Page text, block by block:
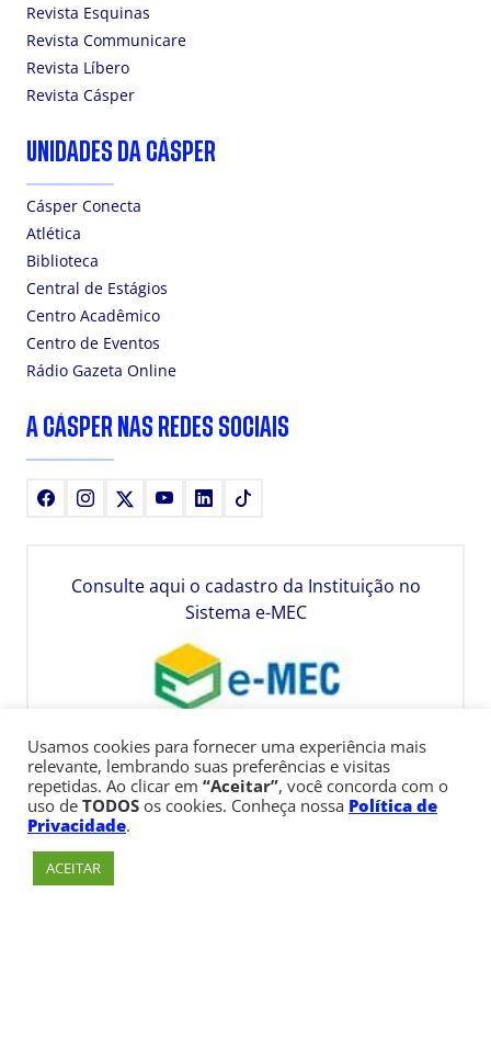
Revista Esquinas
Revista Communicare
Revista Líbero
Revista Cásper
UNIDADES DA CÁSPER
Cásper Conecta
Atlética
Biblioteca
Central de Estágios
Centro Acadêmico
Centro de Eventos
Rádio Gazeta Online
A CÁSPER NAS REDES SOCIAIS
FacebookInstagram YoutubeLinkedIn
Consulte aqui o cadastro da Instituição no
Sistema e-MEC
Usamos cookies para fornecer uma experiência mais
relevante, lembrando suas preferências e visitas
repetidas. Ao clicar em “Aceitar”, você concorda com o
uso de TODOS os cookies. Conheça nossa Política de
Privacidade.
ACEITAR